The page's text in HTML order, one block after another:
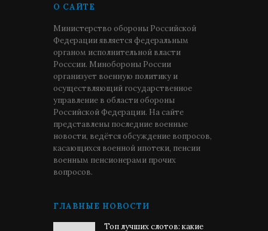
О САЙТЕ
Министерство обороны Российской
Федерации является федеральным
органом исполнительной власти
Росссии. Минобороны России
организует военную политику и
осуществляющий государственное
управление в области обороны
Российской Федерации. На сайте
представлены последние военные
новости, ведётся обсуждение вопросов,
касающихся военной ипотеки, пенсии
военным пенсионерами прочих
вопросов.
ГЛАВНЫЕ НОВОСТИ
Топ лучших слотов: какие